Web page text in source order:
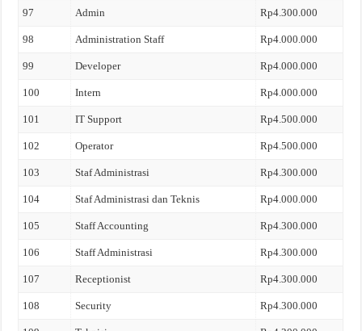
97 Admin Rp4.300.000
98 Administration Staff Rp4.000.000
99 Developer Rp4.000.000
100 Intern Rp4.000.000
101 IT Support Rp4.500.000
102 Operator Rp4.500.000
103 Staf Administrasi Rp4.300.000
104 Staf Administrasi dan Teknis Rp4.000.000
105 Staff Accounting Rp4.300.000
106 Staff Administrasi Rp4.300.000
107 Receptionist Rp4.300.000
108 Security Rp4.300.000